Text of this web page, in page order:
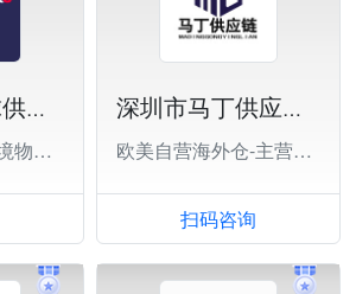
深圳卓世全球供应链有限公司
专注“欧/美/加”跨境物流运输
深圳市马丁供应链有限公司
欧美自营海外仓-主营一件代发,退货换标
扫码咨询